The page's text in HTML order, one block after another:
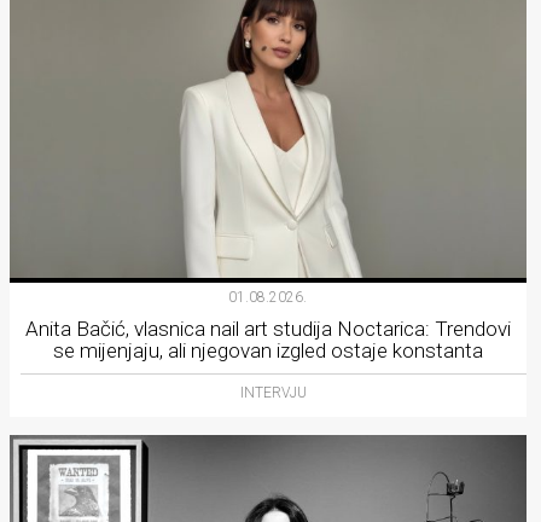
01.08.2026.
Anita Bačić, vlasnica nail art studija Noctarica: Trendovi
se mijenjaju, ali njegovan izgled ostaje konstanta
INTERVJU